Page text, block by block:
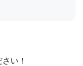
い！